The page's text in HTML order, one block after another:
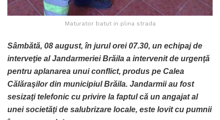
Maturator batut in plina strada
Sâmbătă, 08 august, în jurul orei 07.30, un echipaj de
interveţie al Jandarmeriei Brăila a intervenit de urgenţă
pentru aplanarea unui conflict, produs pe Calea
Călăraşilor din municipiul Brăila. Jandarmii au fost
sesizaţi telefonic cu privire la faptul că un angajat al
unei societăţi de salubrizare locale, este lovit cu pumnii